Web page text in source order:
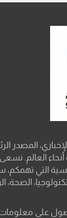
المصدر
العالم.
التي
الصحة،
على